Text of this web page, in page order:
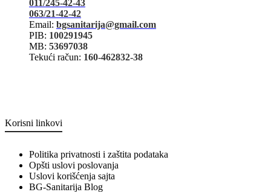
011/245-42-43
063/21-42-42
Email: bgsanitarija@gmail.com
PIB: 100291945
MB: 53697038
Tekući račun: 160-462832-38
Korisni linkovi
Politika privatnosti i zaštita podataka
Opšti uslovi poslovanja
Uslovi korišćenja sajta
BG-Sanitarija Blog